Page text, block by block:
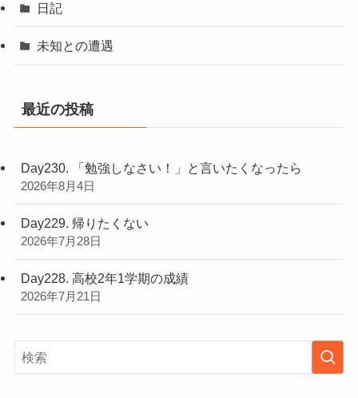
日記
未知との遭遇
最近の投稿
Day230. 「勉強しなさい！」と言いたくなったら
2026年8月4日
Day229. 帰りたくない
2026年7月28日
Day228. 高校2年1学期の成績
2026年7月21日